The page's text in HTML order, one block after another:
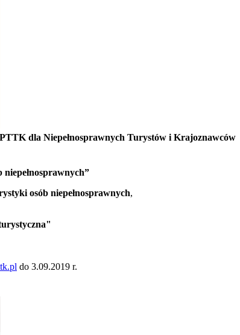
dla Niepełnosprawnych Turystów i Krajoznawców
osób niepełnosprawnych,
do 3.09.2019 r.